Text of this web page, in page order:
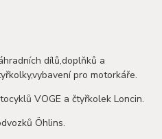
dílů,doplňků a
pro motorkáře.
VOGE a čtyřkolek Loncin.
Öhlins.